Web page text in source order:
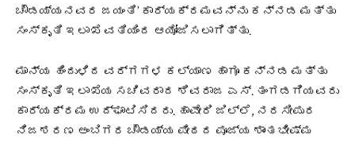
ಚೌಡಯ್ಯನವರ ಜಯಂತಿ’ ಕಾರ್ಯಕ್ರಮವನ್ನು ಕನ್ನಡ ಮತ್ತು
ಸಂಸ್ಕೃತಿ ಇಲಾಖೆ ವತಿಯಿಂದ ಆಯೋಜಿಸಲಾಗಿತ್ತು.
ಮಾನ್ಯ ಹಿಂದುಳಿದ ವರ್ಗಗಳ ಕಲ್ಯಾಣ ಹಾಗೂ ಕನ್ನಡ ಮತ್ತು
ಸಂಸ್ಕೃತಿ ಇಲಾಖೆಯ ಸಚಿವರಾದ ಶಿವರಾಜ ಎಸ್. ತಂಗಡಗಿಯವರು
ಕಾರ್ಯಕ್ರಮ ಉದ್ಘಾಟಿಸಿದರು. ಹಾವೇರಿ ಜಿಲ್ಲೆ, ನರಸೀಪುರ
ನಿಜಶರಣ ಅಂಬಿಗರ ಚೌಡಯ್ಯ ಪೀಠದ ಪೂಜ್ಯ ಶಾಂತಭೀಷ್ಮ